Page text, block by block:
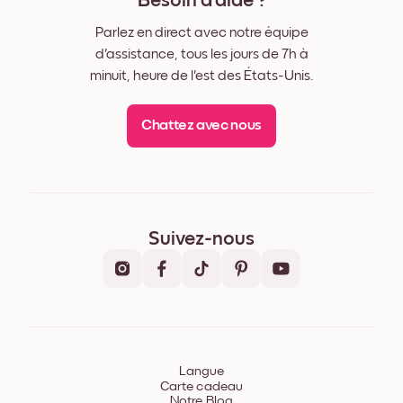
Parlez en direct avec notre équipe
d'assistance, tous les jours de 7h à
minuit, heure de l'est des États-Unis.
Chattez avec nous
Suivez-nous
Langue
Carte cadeau